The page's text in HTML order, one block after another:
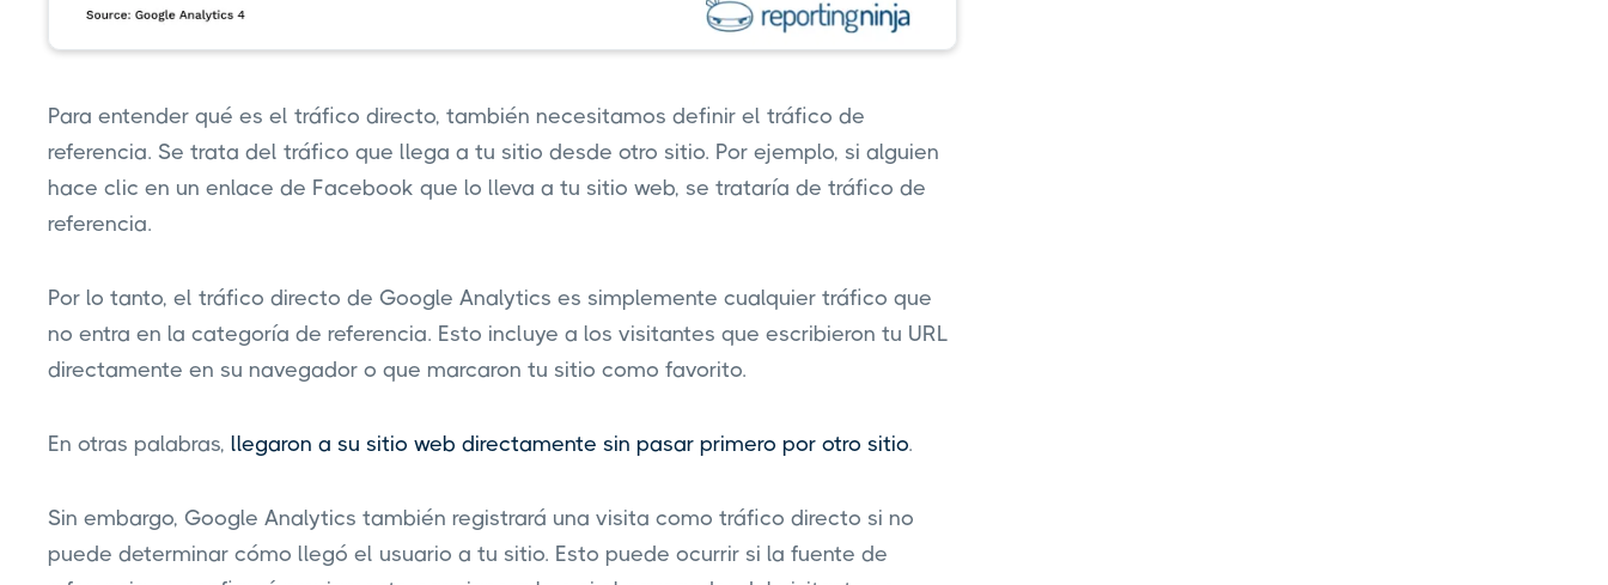
Para entender qué es el tráfico directo, también necesitamos definir el tráfico de
referencia. Se trata del tráfico que llega a tu sitio desde otro sitio. Por ejemplo, si alguien
hace clic en un enlace de Facebook que lo lleva a tu sitio web, se trataría de tráfico de
referencia.
Por lo tanto, el tráfico directo de Google Analytics es simplemente cualquier tráfico que
no entra en la categoría de referencia. Esto incluye a los visitantes que escribieron tu URL
directamente en su navegador o que marcaron tu sitio como favorito.
En otras palabras, llegaron a su sitio web directamente sin pasar primero por otro sitio.
Sin embargo, Google Analytics también registrará una visita como tráfico directo si no
puede determinar cómo llegó el usuario a tu sitio. Esto puede ocurrir si la fuente de